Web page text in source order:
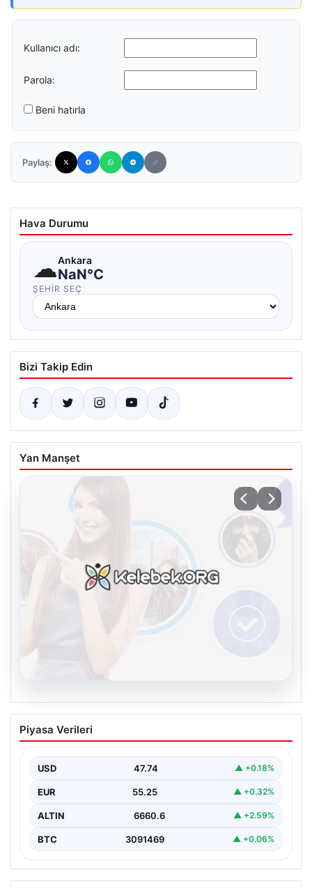
Kullanıcı adı:
Parola:
Beni hatırla
Paylaş:
Hava Durumu
☁Ankara
NaN°C
ŞEHIR SEÇ
Bizi Takip Edin
Yan Manşet
Kelebek.Org İle Dijital İletişimin Seviyeli
Adresi Ve Muhabbet Deneyimi
kurması büyük bir hassasiyet ifade etmektedir.
Günümüzde…
Piyasa Verileri
USD 47.74 ▲ +0.18%
EUR 55.25 ▲ +0.32%
ALTIN 6660.6 ▲ +2.59%
BTC 3091469 ▲ +0.06%